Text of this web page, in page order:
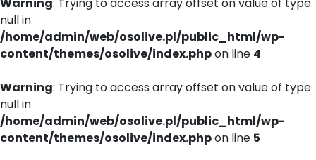
null in
/home/admin/web/osolive.pl/public_html/wp-
content/themes/osolive/index.phpon line 4
Warning: Trying to access array offset on value of type
null in
/home/admin/web/osolive.pl/public_html/wp-
content/themes/osolive/index.phpon line 5